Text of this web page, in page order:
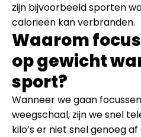
zijn bijvoorbeeld sporten
calorieën kan verbranden.
Waarom
op gewicht
sport?
Wanneer we gaan
weegschaal, zijn we snel
kilo’s er niet snel genoeg